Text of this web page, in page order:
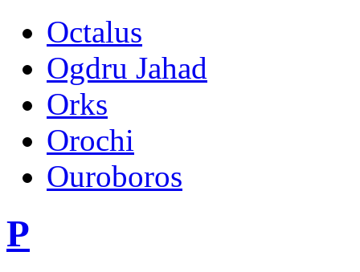
Octalus
Ogdru Jahad
Orks
Orochi
Ouroboros
P